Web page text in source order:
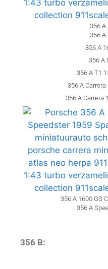
356 A
356 A
356 A
356 A
356 A T1
356 A
356 A Carrera
356 A 1600 GS
356 A
356 B: